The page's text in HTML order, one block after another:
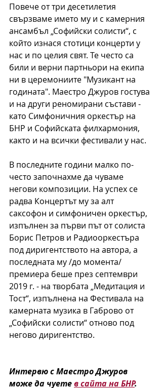
Повече от три десетилетия
свързваме името му и с камерния
ансамбъл „Софийски солисти“, с
който изнася стотици концерти у
нас и по целия свят. Те често са
били и верни партньори на екипа
ни в церемониите "Музикант на
годината". Маестро Джуров гостува
и на други реномирани състави -
като Симфоничния оркестър на
БНР и Софийската филхармония,
както и на всички фестивали у нас.
В последните години малко по-
често започнахме да чуваме
негови композиции. На успех се
радва Концертът му за алт
саксофон и симфоничен оркестър,
изпълнен за първи път от солиста
Борис Петров и Радиооркестъра
под диригентството на автора, а
последната му /до момента/
премиера беше през септември
2019 г. - на творбата „Медитация и
Тост“, изпълнена на Фестивала на
камерната музика в Габрово от
„Софийски солисти“ отново под
негово диригентство.
Интервю с Маестро Джуров
може да чуете в сайта на БНР.